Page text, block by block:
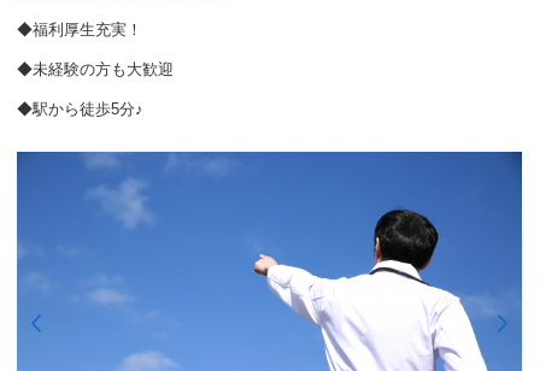
◆福利厚生充実！
◆未経験の方も大歓迎
◆駅から徒歩5分♪